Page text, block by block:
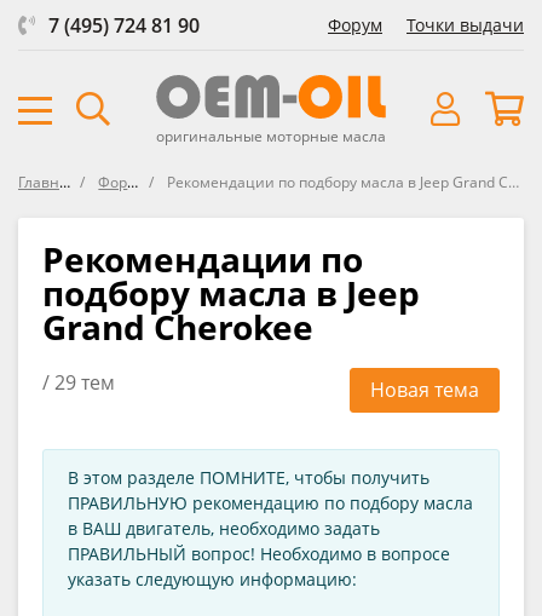
7 (495) 724 81 90 Форум Точки выдачи
оригинальные моторные масла
Главная Форум Рекомендации по подбору масла в Jeep Grand Cherokee
Рекомендации по
подбору масла в Jeep
Grand Cherokee
/ 29 тем Новая тема
В этом разделе ПОМНИТЕ, чтобы получить
ПРАВИЛЬНУЮ рекомендацию по подбору масла
в ВАШ двигатель, необходимо задать
ПРАВИЛЬНЫЙ вопрос! Необходимо в вопросе
указать следующую информацию: